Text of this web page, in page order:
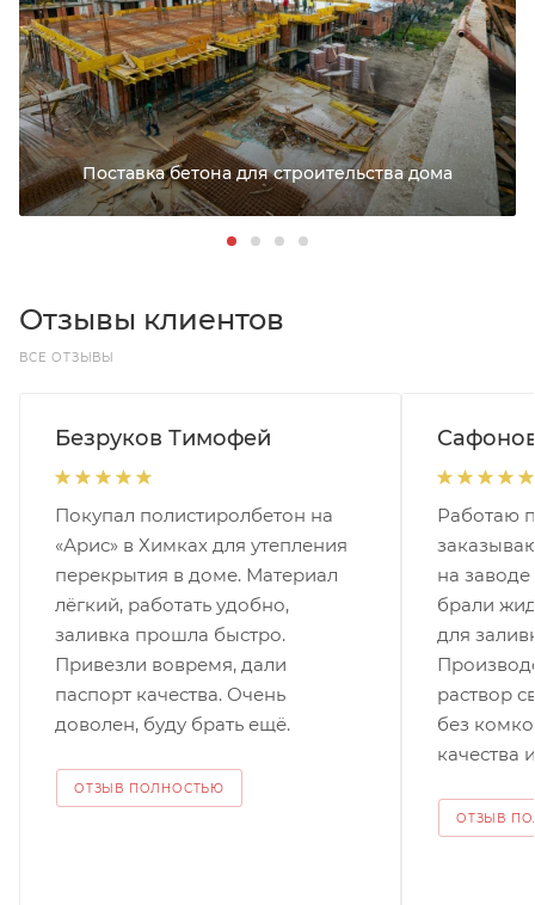
Поставка бетона для строительства дома
Отзывы клиентов
ВСЕ ОТЗЫВЫ
Безруков Тимофей
Покупал полистиролбетон на
«Арис» в Химках для утепления
перекрытия в доме. Материал
лёгкий, работать удобно,
заливка прошла быстро.
Привезли вовремя, дали
паспорт качества. Очень
доволен, буду брать ещё.
ОТЗЫВ ПОЛНОСТЬЮ
Работаю
на
брали
для
раствор
без
качества
ОТЗЫВ